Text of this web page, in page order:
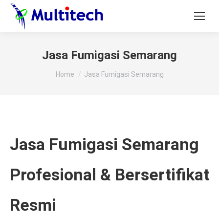
Jasa Fumigasi Semarang
You are here:
Home Jasa Fumigasi Semarang
Jasa Fumigasi Semarang
Profesional & Bersertifikat
Resmi